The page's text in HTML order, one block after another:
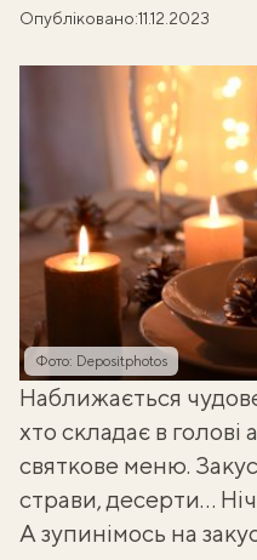
Опубліковано:11.12.2023
Фото: Depositphotos
Наближається чудове
хто складає в голові
святкове меню.
страви, десерти…
А зупинімось на